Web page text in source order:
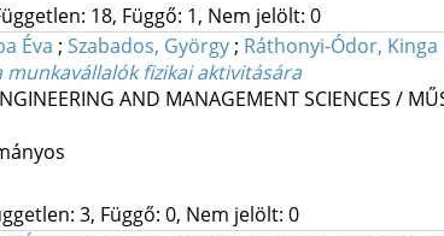
18, Függő: 1, Nem jelölt: 0
Éva ; Szabados, György ; Ráthonyi-Ódor, Kinga
munkavállalók fizikai aktivitására
AND MANAGEMENT SCIENCES /
3, Függő: 0, Nem jelölt: 0